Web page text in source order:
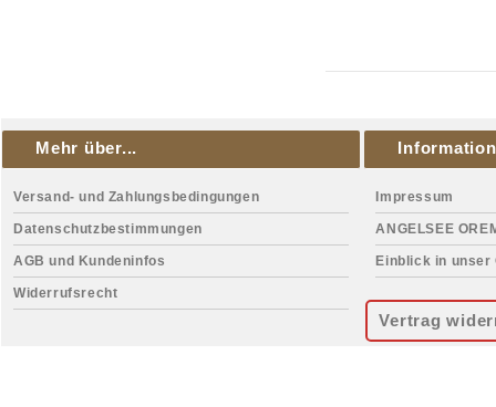
Mehr über...
Versand- und Zahlungsbedingungen
Datenschutzbestimmungen
AGB und Kundeninfos
Widerrufsrecht
Impressum
ANGELSEE
Einblick in unser
Vertrag